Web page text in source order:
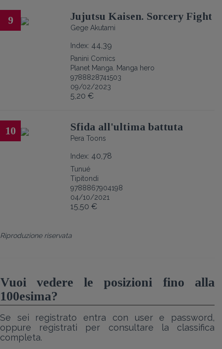
9 Jujutsu Kaisen. Sorcery Fight
Gege Akutami
Index: 44,39
Panini Comics
Planet Manga. Manga hero
9788828741503
09/02/2023
5,20 €
10 Sfida all'ultima battuta
Pera Toons
Index: 40,78
Tunué
Tipitondi
9788867904198
04/10/2021
15,50 €
Riproduzione riservata
Vuoi vedere le posizioni fino alla
100esima?
Se sei registrato entra con user e password,
oppure registrati per consultare la classifica
completa.